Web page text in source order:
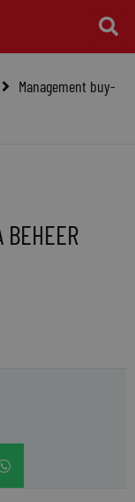
Management buy-
BEHEER